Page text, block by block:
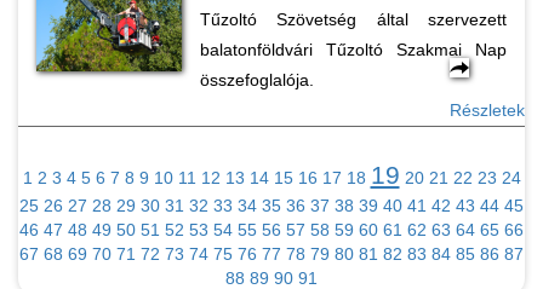
Tűzoltó Szövetség által szervezett
balatonföldvári Tűzoltó Szakmai Nap
összefoglalója.
Részletek
1 2 3 4 5 6 7 8 9 10 11 12 13 14 15 16 17 18 19 20 21 22 23 24
25 26 27 28 29 30 31 32 33 34 35 36 37 38 39 40 41 42 43 44 45
46 47 48 49 50 51 52 53 54 55 56 57 58 59 60 61 62 63 64 65 66
67 68 69 70 71 72 73 74 75 76 77 78 79 80 81 82 83 84 85 86 87
88 89 90 91